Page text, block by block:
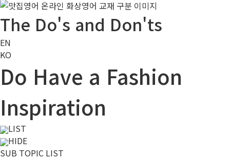
The Do's and Don'ts
EN
KO
Do Have a Fashion
Inspiration
LIST
HIDE
SUB TOPIC LIST